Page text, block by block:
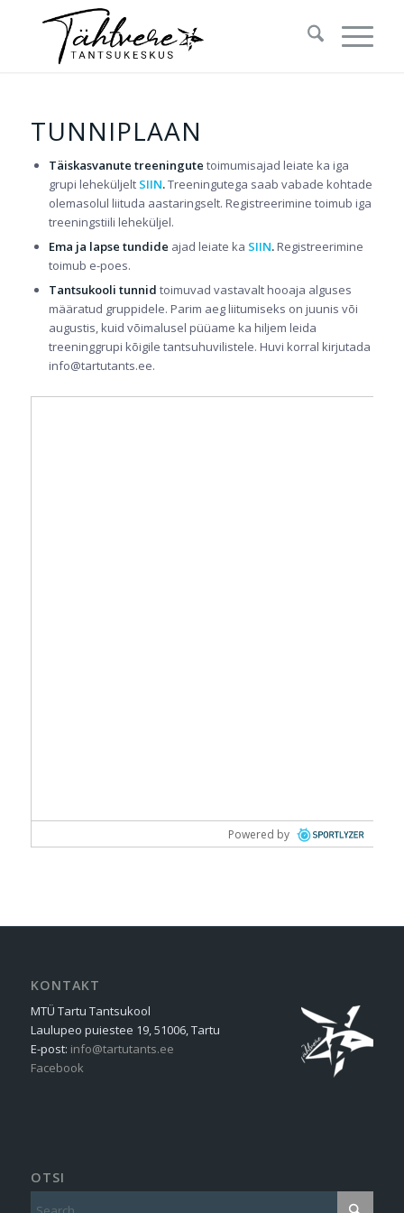
TUNNIPLAAN
Täiskasvanute treeningute toimumisajad leiate ka iga
grupi leheküljelt SIIN.Treeningutega saab vabade kohtade
olemasolul liituda aastaringselt. Registreerimine toimub iga
treeningstiili leheküljel.
Ema ja lapse tundide ajad leiate ka SIIN.Registreerimine
toimub e-poes.
Tantsukooli tunnid toimuvad vastavalt hooaja alguses
määratud gruppidele. Parim aeg liitumiseks on juunis või
augustis, kuid võimalusel püüame ka hiljem leida
treeninggrupi kõigile tantsuhuvilistele. Huvi korral kirjutada
info@tartutants.ee.
KONTAKT
MTÜ Tartu Tantsukool
Laulupeo puiestee 19, 51006, Tartu
E-post: info@tartutants.ee
Facebook
OTSI